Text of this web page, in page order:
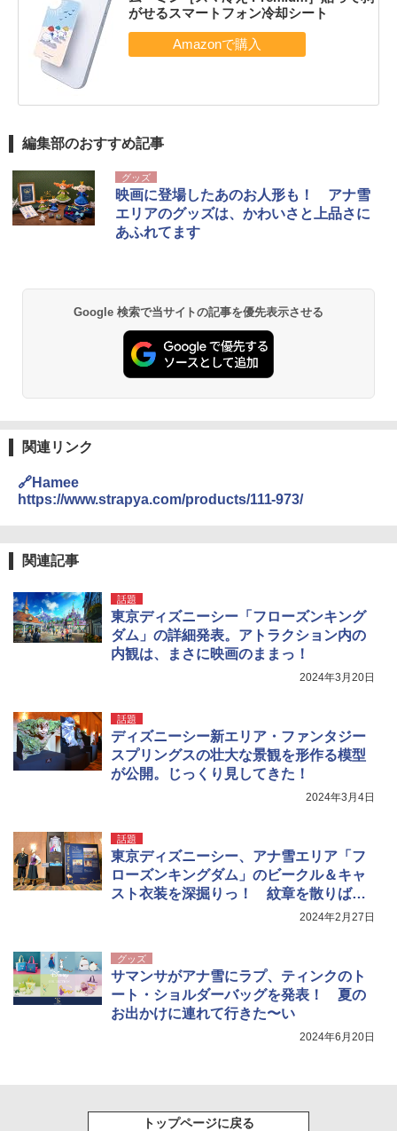
がせるスマートフォン冷却シート
編集部のおすすめ記事
グッズ
映画に登場したあのお人形も！ アナ雪
エリアのグッズは、かわいさと上品さに
あふれてます
Google 検索で当サイトの記事を優先表示させる
関連リンク
🔗Hamee
https://www.strapya.com/products/111-973/
関連記事
話題
東京ディズニーシー「フローズンキング
ダム」の詳細発表。アトラクション内の
内観は、まさに映画のままっ！
2024年3月20日
話題
ディズニーシー新エリア・ファンタジー
スプリングスの壮大な景観を形作る模型
が公開。じっくり見してきた！
2024年3月4日
話題
東京ディズニーシー、アナ雪エリア「フ
ローズンキングダム」のビークル＆キャ
スト衣装を深掘りっ！ 紋章を散りば
2024年2月27日
グッズ
サマンサがアナ雪にラプ、ティンクのト
ート・ショルダーバッグを発表！ 夏の
お出かけに連れて行きた〜い
2024年6月20日
トップページに戻る